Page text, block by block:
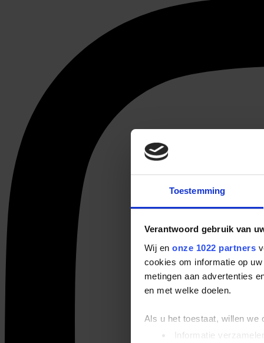
Toestemming
Verantwoord gebruik van
Wij en onze 1022 partners
cookies om informatie op
metingen aan advertenties
en met welke doelen.
Als u het toestaat, willen we
Informatie